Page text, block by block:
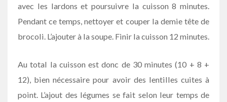
avec les lardons et poursuivre la cuisson 8 minutes.
Pendant ce temps, nettoyer et couper la demie tête de
brocoli. L’ajouter à la soupe. Finir la cuisson 12 minutes.
Au total la cuisson est donc de 30 minutes (10 + 8 +
12), bien nécessaire pour avoir des lentilles cuites à
point. L’ajout des légumes se fait selon leur temps de